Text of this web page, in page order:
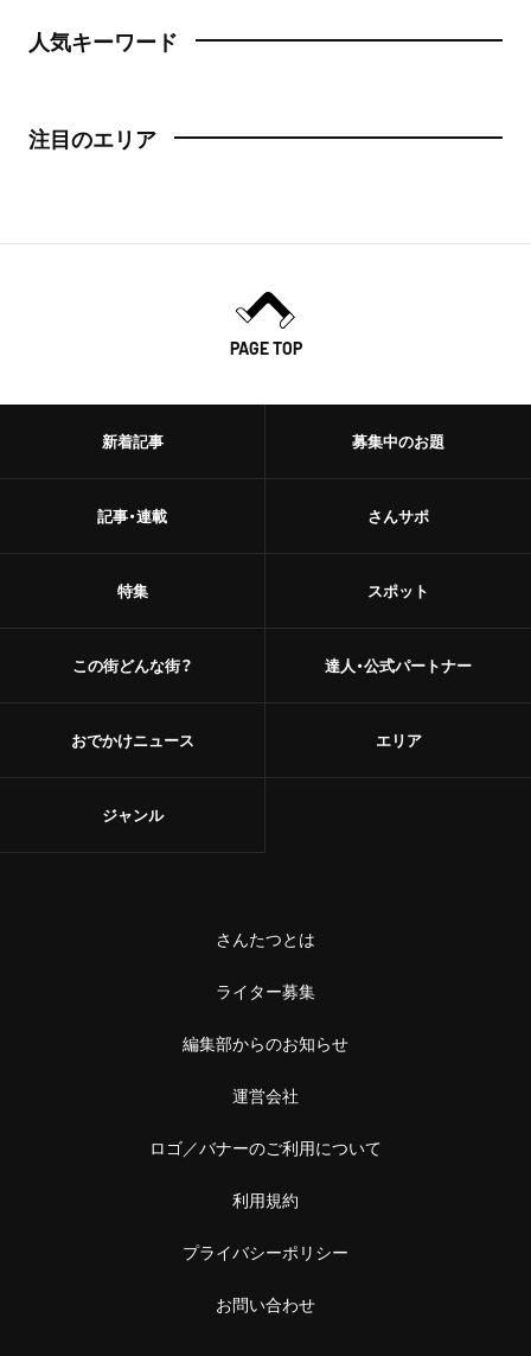
人気キーワード
注目のエリア
PAGE TOP
新着記事
記事・連載
特集
この街どんな街？
おでかけニュース
募集中のお題
さんサポ
スポット
達人・公式パートナー
エリア
ジャンル
さんたつとは
ライター募集
編集部からのお知らせ
運営会社
ロゴ／バナーのご利用について
利用規約
プライバシーポリシー
お問い合わせ